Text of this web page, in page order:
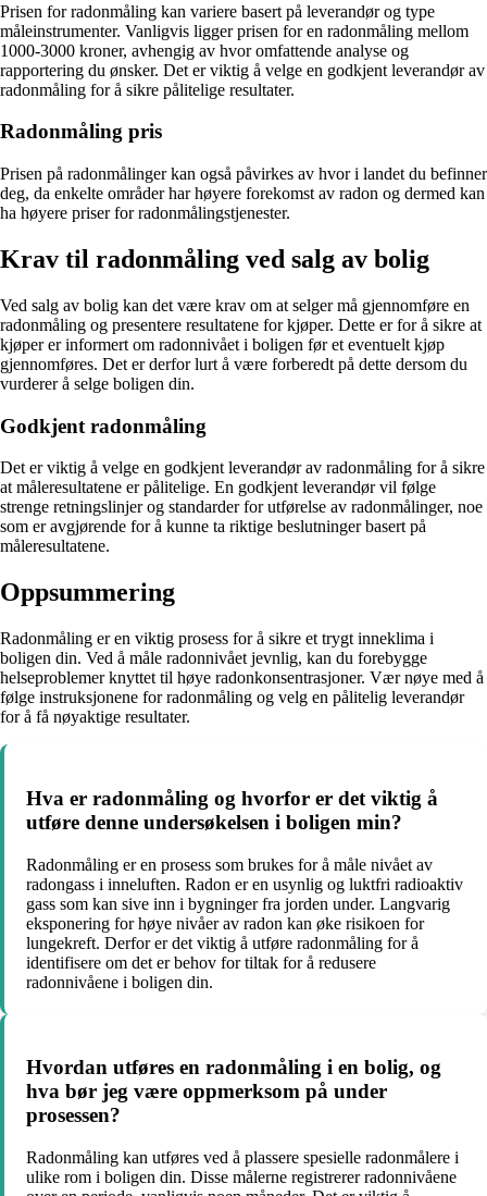
Prisen for radonmåling kan variere basert på leverandør og type
måleinstrumenter. Vanligvis ligger prisen for en radonmåling mellom
1000-3000 kroner, avhengig av hvor omfattende analyse og
rapportering du ønsker. Det er viktig å velge en godkjent leverandør av
radonmåling for å sikre pålitelige resultater.
Radonmåling pris
Prisen på radonmålinger kan også påvirkes av hvor i landet du befinner
deg, da enkelte områder har høyere forekomst av radon og dermed kan
ha høyere priser for radonmålingstjenester.
Krav til radonmåling ved salg av bolig
Ved salg av bolig kan det være krav om at selger må gjennomføre en
radonmåling og presentere resultatene for kjøper. Dette er for å sikre at
kjøper er informert om radonnivået i boligen før et eventuelt kjøp
gjennomføres. Det er derfor lurt å være forberedt på dette dersom du
vurderer å selge boligen din.
Godkjent radonmåling
Det er viktig å velge en godkjent leverandør av radonmåling for å sikre
at måleresultatene er pålitelige. En godkjent leverandør vil følge
strenge retningslinjer og standarder for utførelse av radonmålinger, noe
som er avgjørende for å kunne ta riktige beslutninger basert på
måleresultatene.
Oppsummering
Radonmåling er en viktig prosess for å sikre et trygt inneklima i
boligen din. Ved å måle radonnivået jevnlig, kan du forebygge
helseproblemer knyttet til høye radonkonsentrasjoner. Vær nøye med å
følge instruksjonene for radonmåling og velg en pålitelig leverandør
for å få nøyaktige resultater.
Hva er radonmåling og hvorfor er det viktig å
utføre denne undersøkelsen i boligen min?
Radonmåling er en prosess som brukes for å måle nivået av
radongass i inneluften. Radon er en usynlig og luktfri radioaktiv
gass som kan sive inn i bygninger fra jorden under. Langvarig
eksponering for høye nivåer av radon kan øke risikoen for
lungekreft. Derfor er det viktig å utføre radonmåling for å
identifisere om det er behov for tiltak for å redusere
radonnivåene i boligen din.
Hvordan utføres en radonmåling i en bolig, og
hva bør jeg være oppmerksom på under
prosessen?
Radonmåling kan utføres ved å plassere spesielle radonmålere i
ulike rom i boligen din. Disse målerne registrerer radonnivåene